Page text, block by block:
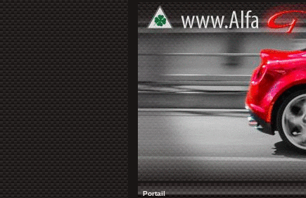
Portail